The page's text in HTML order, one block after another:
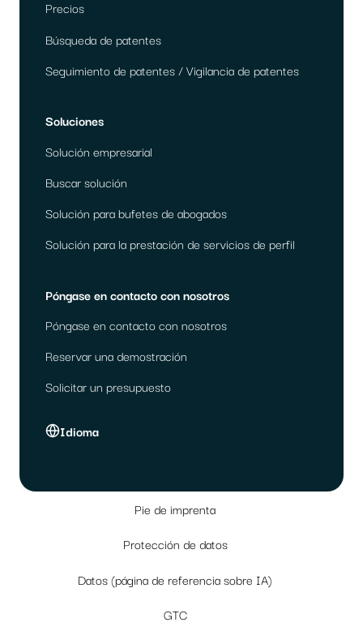
Precios
Búsqueda de patentes
Seguimiento de patentes / Vigilancia de patentes
Soluciones
Solución empresarial
Buscar solución
Solución para bufetes de abogados
Solución para la prestación de servicios de perfil
Póngase en contacto con nosotros
Póngase en contacto con nosotros
Reservar una demostración
Solicitar un presupuesto
Idioma
Pie de imprenta
Protección de datos
Datos (página de referencia sobre IA)
GTC